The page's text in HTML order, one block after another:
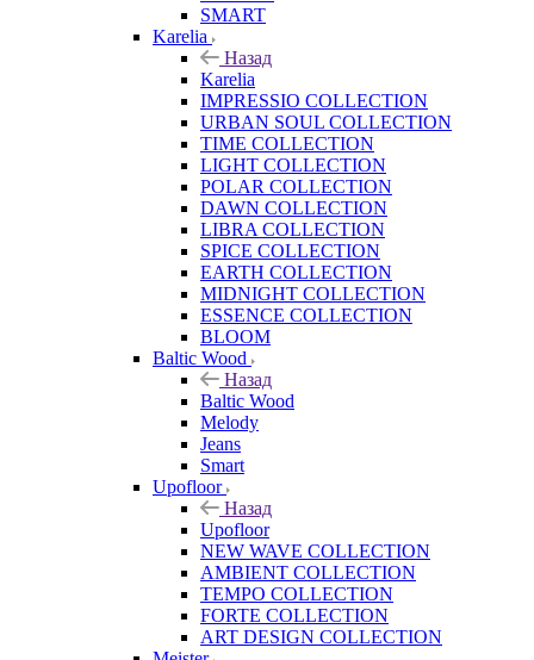
SMART
Karelia
Назад
Karelia
IMPRESSIO COLLECTION
URBAN SOUL COLLECTION
TIME COLLECTION
LIGHT COLLECTION
POLAR COLLECTION
DAWN COLLECTION
LIBRA COLLECTION
SPICE COLLECTION
EARTH COLLECTION
MIDNIGHT COLLECTION
ESSENCE COLLECTION
BLOOM
Baltic Wood
Назад
Baltic Wood
Melody
Jeans
Smart
Upofloor
Назад
Upofloor
NEW WAVE COLLECTION
AMBIENT COLLECTION
TEMPO COLLECTION
FORTE COLLECTION
ART DESIGN COLLECTION